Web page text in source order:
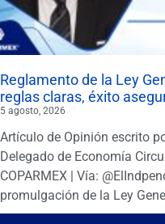
Reglamento de la Ley
reglas claras, éxito
5 agosto, 2026
Artículo de Opinión escrito
Delegado de Economía
COPARMEX | Vía:
promulgación de la Ley